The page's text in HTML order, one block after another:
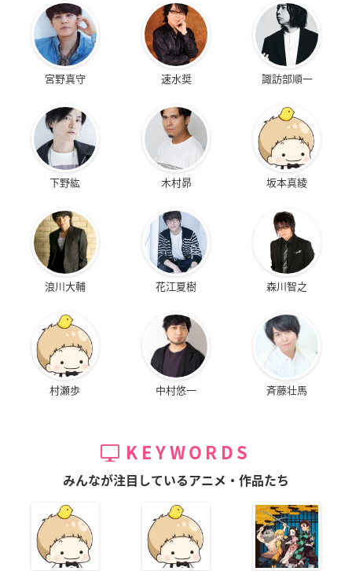
宮野真守 速水奨 諏訪部順一
下野紘 木村昴 坂本真綾
浪川大輔 花江夏樹 森川智之
村瀬歩 中村悠一 斉藤壮馬
KEYWORDS
みんなが注目しているアニメ・作品たち